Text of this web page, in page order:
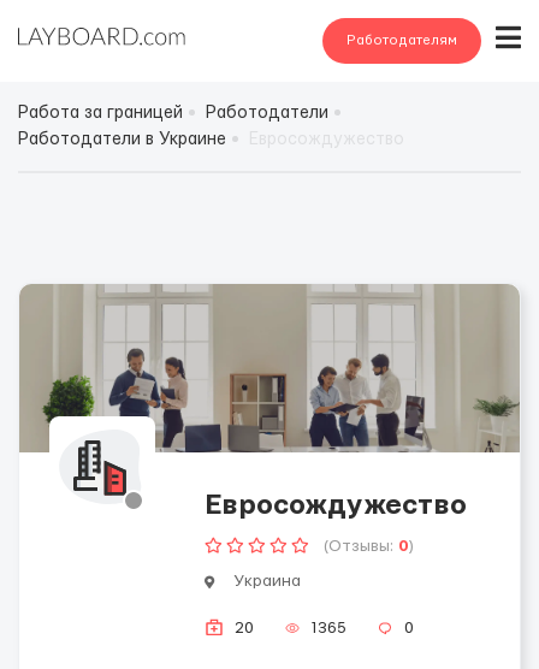
Работодателям
Работа за границей
Работодатели
Работодатели в Украине
Евросождужество
(Отзывы: 0)
Украина
20 1365 0